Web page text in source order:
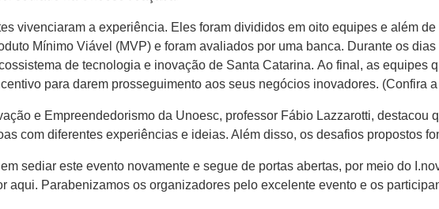
vivenciaram a experiência. Eles foram divididos em oito equipes e além
Mínimo Viável (MVP) e foram avaliados por uma banca. Durante os
de tecnologia e inovação de Santa Catarina. Ao final, as equipes
para darem prosseguimento aos seus negócios inovadores. (Confira
e Empreendedorismo da Unoesc, professor Fábio Lazzarotti,
com diferentes experiências e ideias. Além disso, os desafios propostos
sediar este evento novamente e segue de portas abertas, por meio do
aqui. Parabenizamos os organizadores pelo excelente evento e os